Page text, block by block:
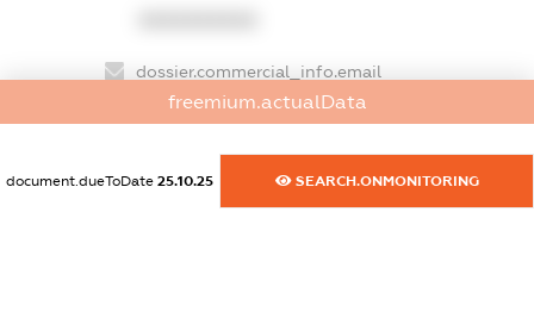
dossier.commercial_info.email
XXXXXXXXXX
dossier.commercial_info.website
XXXXXXXXXX
freemium.actualData
document.dueToDate 25.10.25 SEARCH.ONMONITORING